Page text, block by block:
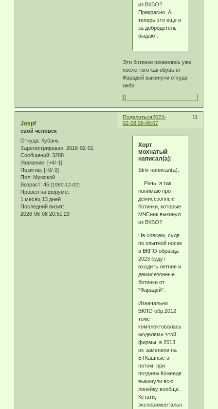
из ВКБО?
Прекрасно. А
теперь это еще и
за добродетель
выдают.
Эти ботинки появились уже
после того как обувь от
Фарадей выкинули откуда
либо.
0
Поделиться 11
2023-
02-08 09:48:07
Jospf
свой человек
Откуда: Кубань
Зарегистрирован: 2016-02-01
Сообщений: 3288
Уважение: [+4/-1]
Позитив: [+0/-0]
Пол: Мужской
Возраст: 45 [1980-12-02]
Провел на форуме:
1 месяц 13 дней
Последний визит:
2026-06-08 20:51:29
Хорт
мохнатый
написал(а):
Strix написал(а):
Речь, я так
понимаю про
демисезонные
ботинки, которые
МЧСник выкинул
из ВКБО?
Не совсем, судя
по опытной носке
в ВКПО образца
2023 будут
входить летние и
демисезонные
ботинки от
"Фарадей".
Изначально
ВКПО обр.2012
тоже
комплектовалась
моделями этой
фирмы, в 2013
их заменили на
БТКашные а
потом, при
позднем Кожееде
выкинули всю
линейку вообще.
Кстати,
экспериментальный